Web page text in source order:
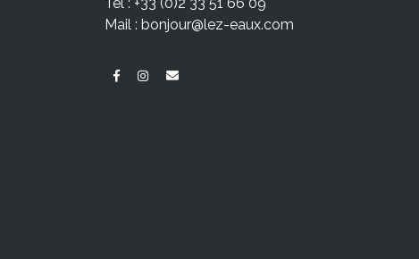
Mail : bonjour@lez-eaux.com